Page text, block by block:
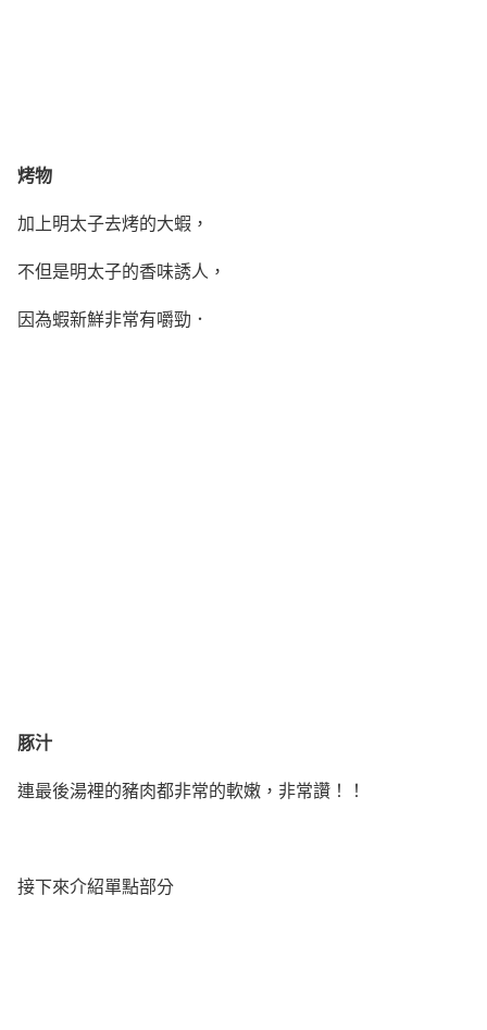
烤物
加上明太子去烤的大蝦，
不但是明太子的香味誘人，
因為蝦新鮮非常有嚼勁．
豚汁
連最後湯裡的豬肉都非常的軟嫩，非常讚！！
接下來介紹單點部分